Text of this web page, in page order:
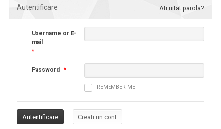
Autentificare Ati uitat parola?
Username or E-
mail
*
Password *
REMEMBER ME